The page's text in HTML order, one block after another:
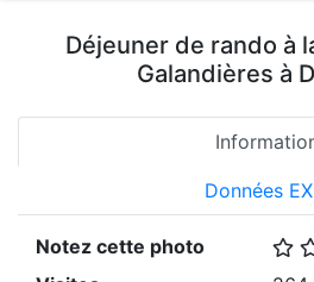
Déjeuner de rando à
Galandières à
Données
Notez cette photo